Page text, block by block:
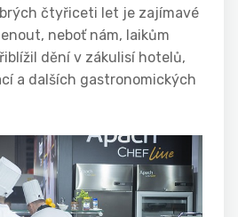
čtyřiceti let je zajímavé
neboť nám, laikům
dění v zákulisí hotelů,
a dalších gastronomických